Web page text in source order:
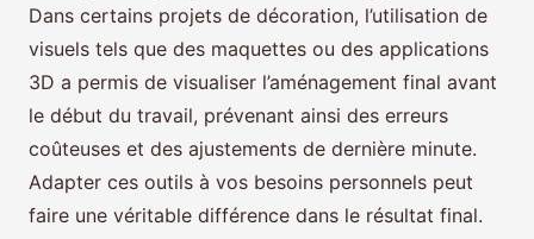
Dans certains projets de décoration, l’utilisation de
visuels tels que des maquettes ou des applications
3D a permis de visualiser l’aménagement final avant
le début du travail, prévenant ainsi des erreurs
coûteuses et des ajustements de dernière minute.
Adapter ces outils à vos besoins personnels peut
faire une véritable différence dans le résultat final.